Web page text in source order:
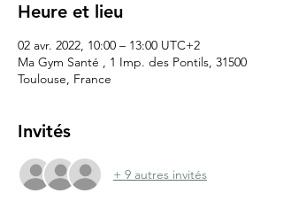
Heure et lieu
02 avr. 2022, 10:00 – 13:00 UTC+2
Ma Gym Santé , 1 Imp. des Pontils, 31500
Toulouse, France
Invités
+ 9 autres invités